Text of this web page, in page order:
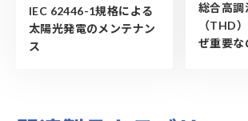
IEC 62446-1規格による
太陽光発電のメンテナン
ス
総合高調
（THD
ぜ重要な